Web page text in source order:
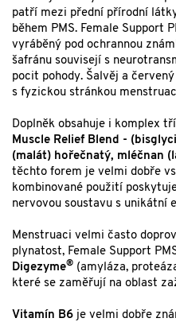
patří mezi přední přírodní
během PMS. Female Support
vyráběný pod ochrannou
šafránu souvisejí s
pocit pohody. Šalvěj a
s fyzickou stránkou
Doplněk obsahuje i komplex
Muscle Relief Blend -
(malát) hořečnatý, mléčnan
těchto forem je velmi dobře
kombinované použití
nervovou soustavu s unikátní
Menstruaci velmi často
plynatost, Female Support
Digezyme® (amyláza,
které se zaměřují na oblast
Vitamín B6 je velmi dobře